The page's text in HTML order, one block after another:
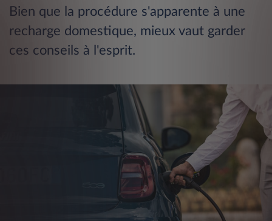
Bien que la procédure s'apparente à une
recharge domestique, mieux vaut garder
ces conseils à l'esprit.